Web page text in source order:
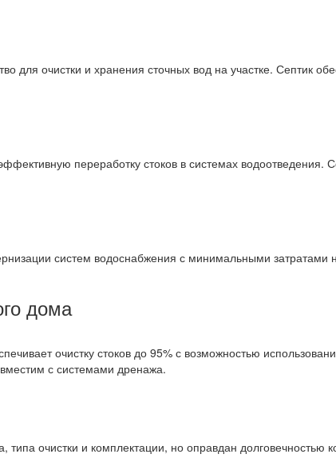
для очистки и хранения сточных вод на участке. Септик
переработку стоков в системах
систем водоснабжения с минимальными затратами
дома
очистку стоков до 95% с возможностью
с системами дренажа.
типа очистки и комплектации, но оправдан